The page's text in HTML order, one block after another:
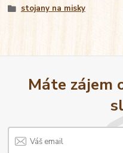
stojany na misky
Máte zájem